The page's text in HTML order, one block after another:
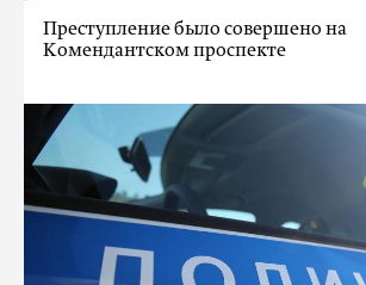
Преступление было совершено на
Комендантском проспекте